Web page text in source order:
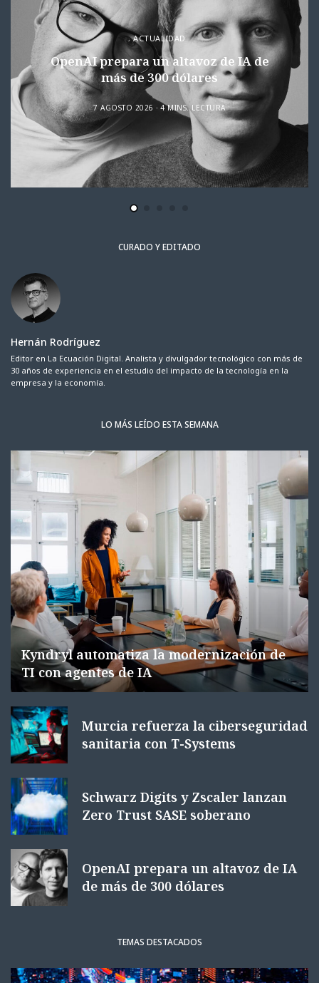
ACTUALIDAD
OpenAI prepara un altavoz de IA de
más de 300 dólares
7 AGOSTO 2026 4 MINS. LECTURA
CURADO Y EDITADO
Hernán Rodríguez
Editor en La Ecuación Digital. Analista y divulgador tecnológico con más de
30 años de experiencia en el estudio del impacto de la tecnología en la
empresa y la economía.
LO MÁS LEÍDO ESTA SEMANA
Kyndryl automatiza la modernización de
TI con agentes de IA
Murcia refuerza la ciberseguridad
sanitaria con T-Systems
Schwarz Digits y Zscaler lanzan
Zero Trust SASE soberano
OpenAI prepara un altavoz de IA
de más de 300 dólares
TEMAS DESTACADOS